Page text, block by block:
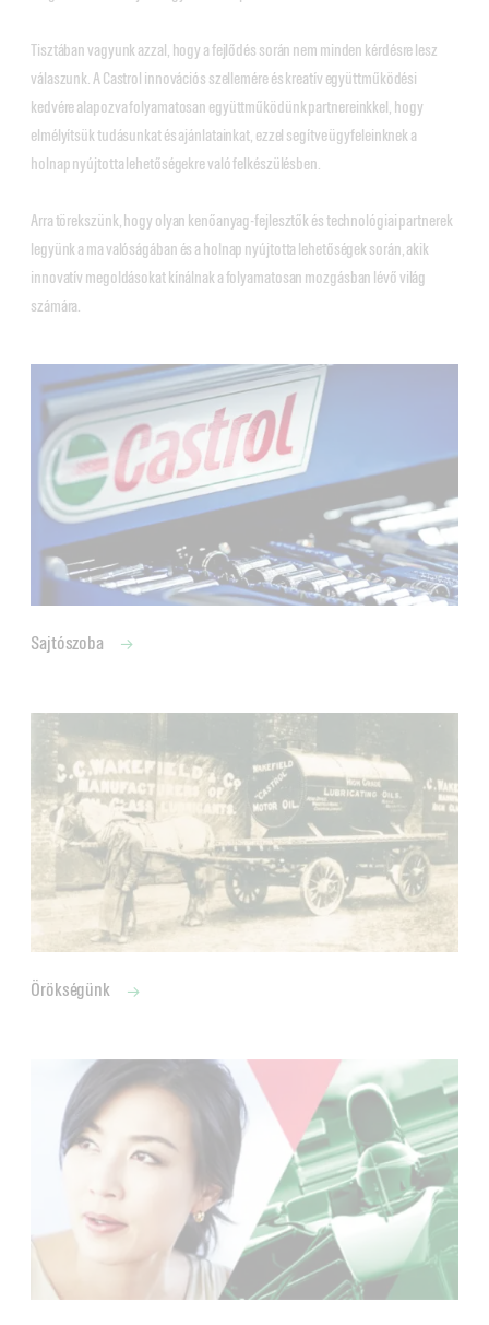
Tisztában vagyunk azzal, hogy a fejlődés során nem minden kérdésre lesz
válaszunk. A Castrol innovációs szellemére és kreatív együttműködési
kedvére alapozva folyamatosan együttműködünk partnereinkkel, hogy
elmélyítsük tudásunkat és ajánlatainkat, ezzel segítve ügyfeleinknek a
holnap nyújtotta lehetőségekre való felkészülésben.
Arra törekszünk, hogy olyan kenőanyag-fejlesztők és technológiai partnerek
legyünk a ma valóságában és a holnap nyújtotta lehetőségek során, akik
innovatív megoldásokat kínálnak a folyamatosan mozgásban lévő világ
számára.
Sajtószoba
Örökségünk